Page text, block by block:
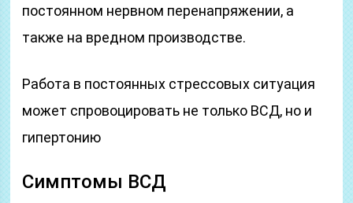
постоянном нервном перенапряжении, а
также на вредном производстве.
Работа в постоянных стрессовых ситуация
может спровоцировать не только ВСД, но и
гипертонию
Симптомы ВСД